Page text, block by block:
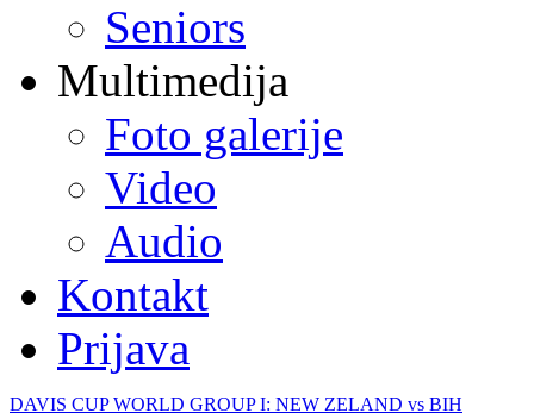
Seniors
Multimedija
Foto galerije
Video
Audio
Kontakt
Prijava
DAVIS CUP WORLD GROUP I: NEW ZELAND vs BIH